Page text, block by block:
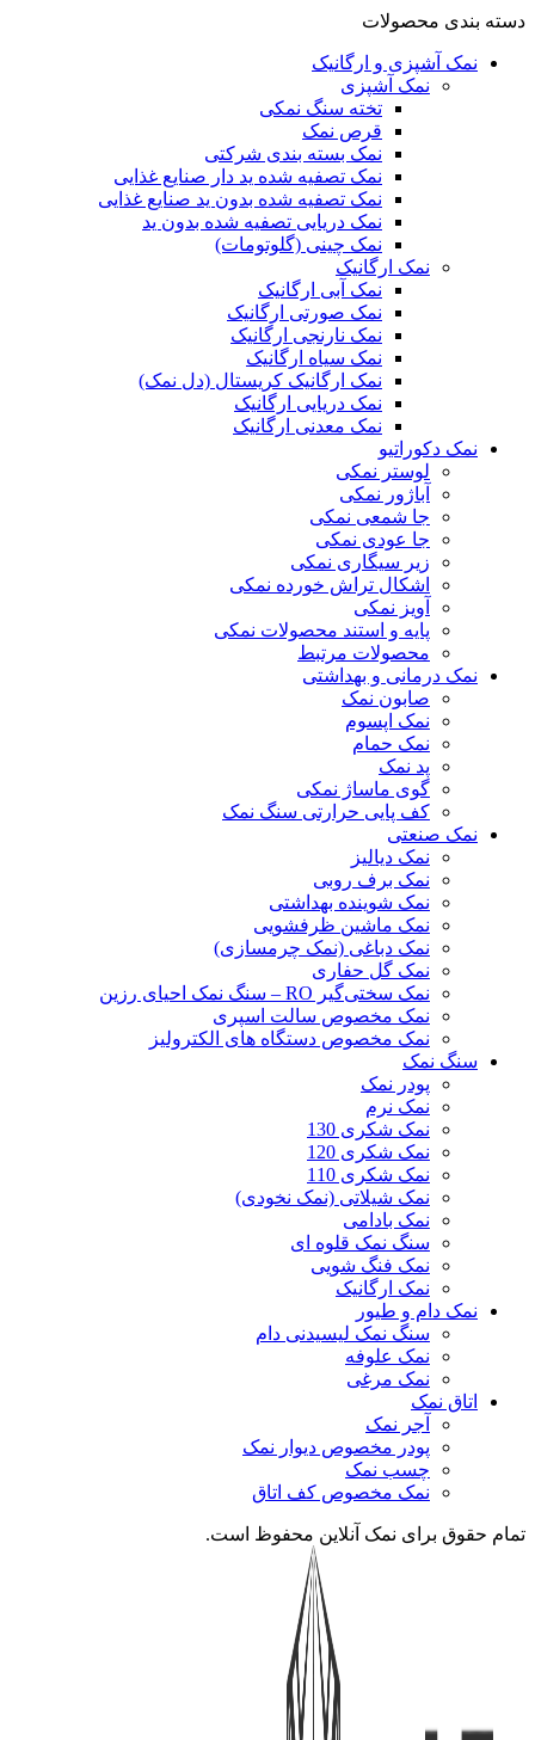
دسته بندی محصولات
نمک آشپزی و ارگانیک
نمک آشپزی
تخته سنگ نمکی
قرص نمک
نمک بسته بندی شرکتی
نمک تصفیه شده ید دار صنایع غذایی
نمک تصفیه شده بدون ید صنایع غذایی
نمک دریایی تصفیه شده بدون ید
نمک چینی (گلوتومات)
نمک ارگانیک
نمک آبی ارگانیک
نمک صورتی ارگانیک
نمک نارنجی ارگانیک
نمک سیاه ارگانیک
نمک ارگانیک کریستال (دل نمک)
نمک دریایی ارگانیک
نمک معدنی ارگانیک
نمک دکوراتیو
لوستر نمکی
آباژور نمکی
جا شمعی نمکی
جا عودی نمکی
زیر سیگاری نمکی
اشکال تراش خورده نمکی
آویز نمکی
پایه و استند محصولات نمکی
محصولات مرتبط
نمک درمانی و بهداشتی
صابون نمک
نمک اپسوم
نمک حمام
پد نمک
گوی ماساژ نمکی
کف پایی حرارتی سنگ نمک
نمک صنعتی
نمک دیالیز
نمک برف روبی
نمک شوینده بهداشتی
نمک ماشین ظرفشویی
نمک دباغی (نمک چرمسازی)
نمک گل حفاری
نمک سختی‌گیر RO – سنگ نمک احیای رزین
نمک مخصوص سالت اسپری
نمک مخصوص دستگاه های الکترولیز
سنگ نمک
پودر نمک
نمک نرم
نمک شکری 130
نمک شکری 120
نمک شکری 110
نمک شیلاتی (نمک نخودی)
نمک بادامی
سنگ نمک قلوه ای
نمک فنگ شویی
نمک ارگانیک
نمک دام و طیور
سنگ نمک لیسیدنی دام
نمک علوفه
نمک مرغی
اتاق نمک
آجر نمک
پودر مخصوص دیوار نمک
چسب نمک
نمک مخصوص کف اتاق
تمام حقوق برای نمک آنلاین محفوظ است.